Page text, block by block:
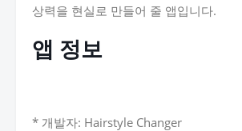
상력을 현실로 만들어 줄 앱입니다.
앱 정보
* 개발자: Hairstyle Changer